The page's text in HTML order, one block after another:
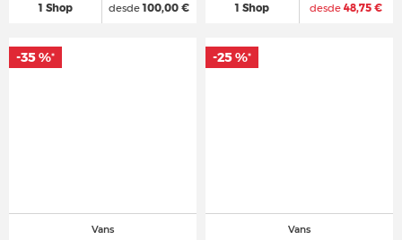
1 Shop desde100,00 € 1 Shop desde 48,75 €
Vans
-35 %*
Vans
-25 %*